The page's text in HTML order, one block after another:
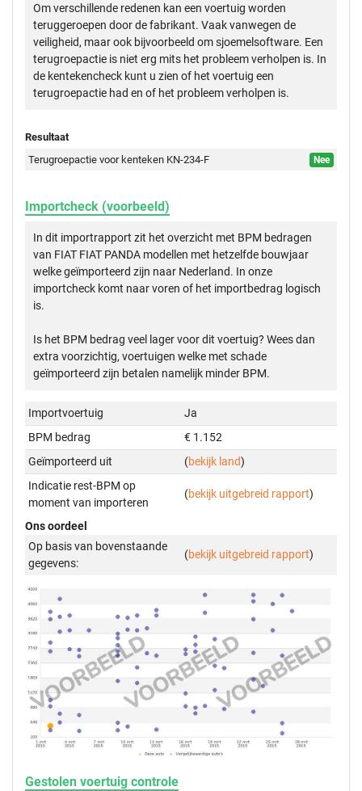
Om verschillende redenen kan een voertuig worden
teruggeroepen door de fabrikant. Vaak vanwegen de
veiligheid, maar ook bijvoorbeeld om sjoemelsoftware. Een
terugroepactie is niet erg mits het probleem verholpen is. In
de kentekencheck kunt u zien of het voertuig een
terugroepactie had en of het probleem verholpen is.
Resultaat
Terugroepactie voor kenteken KN-234-F
Nee
Importcheck (voorbeeld)
In dit importrapport zit het overzicht met BPM bedragen
van FIAT FIAT PANDA modellen met hetzelfde bouwjaar
welke geïmporteerd zijn naar Nederland. In onze
importcheck komt naar voren of het importbedrag logisch
is.
Is het BPM bedrag veel lager voor dit voertuig? Wees dan
extra voorzichtig, voertuigen welke met schade
geïmporteerd zijn betalen namelijk minder BPM.
Importvoertuig
Ja
BPM bedrag
€ 1.152
Geïmporteerd uit
(bekijk land)
Indicatie rest-BPM op
moment van importeren
(bekijk uitgebreid rapport)
Ons oordeel
Op basis van bovenstaande
gegevens:
(bekijk uitgebreid rapport)
Gestolen voertuig controle